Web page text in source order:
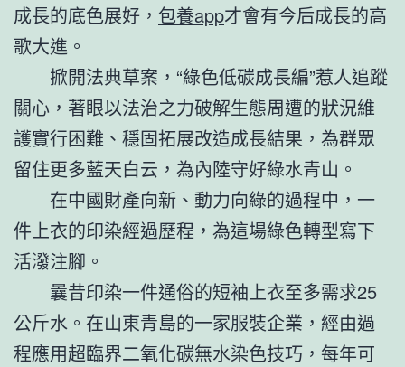
成長的底色展好， 包養app才會有今后成長的高
歌大進。
掀開法典草案，“綠色低碳成長編”惹人追蹤
關心，著眼以法治之力破解生態周遭的狀況維
護實行困難、穩固拓展改造成長結果，為群眾
留住更多藍天白云，為內陸守好綠水青山。
在中國財產向新、動力向綠的過程中，一
件上衣的印染經過歷程，為這場綠色轉型寫下
活潑注腳。
曩昔印染一件通俗的短袖上衣至多需求25
公斤水。在山東青島的一家服裝企業，經由過
程應用超臨界二氧化碳無水染色技巧，每年可